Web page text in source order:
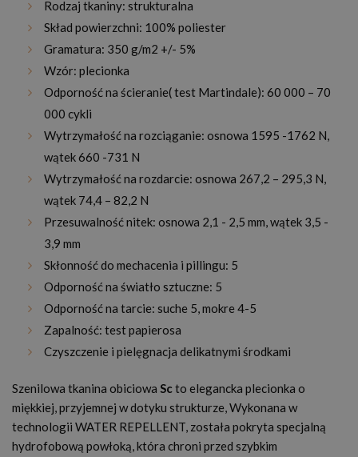
Rodzaj tkaniny: strukturalna
Skład powierzchni: 100% poliester
Gramatura: 350 g/m2 +/- 5%
Wzór: plecionka
Odporność na ścieranie( test Martindale): 60 000 – 70
000 cykli
Wytrzymałość na rozciąganie: osnowa 1595 -1762 N,
wątek 660 -731 N
Wytrzymałość na rozdarcie: osnowa 267,2 – 295,3 N,
wątek 74,4 – 82,2 N
Przesuwalność nitek: osnowa 2,1 - 2,5 mm, wątek 3,5 -
3,9 mm
Skłonność do mechacenia i pillingu: 5
Odporność na światło sztuczne: 5
Odporność na tarcie: suche 5, mokre 4-5
Zapalność: test papierosa
Czyszczenie i pielęgnacja delikatnymi środkami
Szenilowa tkanina obiciowa Scto elegancka plecionka o
miękkiej, przyjemnej w dotyku strukturze, Wykonana w
technologii WATER REPELLENT, została pokryta specjalną
hydrofobową powłoką, która chroni przed szybkim